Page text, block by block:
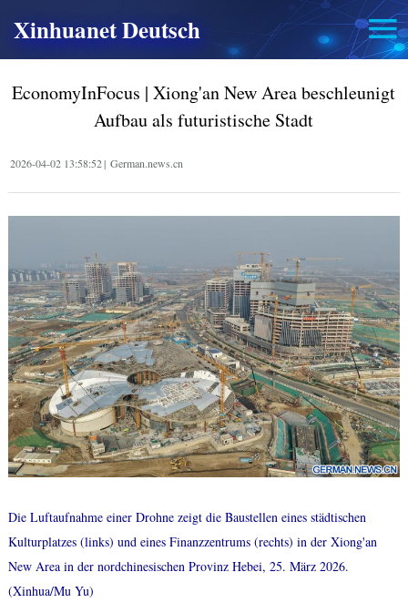
Xinhuanet Deutsch
EconomyInFocus | Xiong'an New Area beschleunigt
Aufbau als futuristische Stadt
2026-04-02 13:58:52| German.news.cn
Die Luftaufnahme einer Drohne zeigt die Baustellen eines städtischen
Kulturplatzes (links) und eines Finanzzentrums (rechts) in der Xiong'an
New Area in der nordchinesischen Provinz Hebei, 25. März 2026.
(Xinhua/Mu Yu)